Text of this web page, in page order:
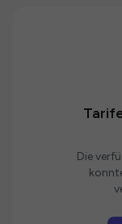
Die